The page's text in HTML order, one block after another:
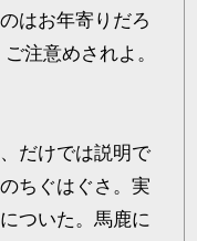
はお年寄りだろ
注意めされよ。
だけでは説明で
ちぐはぐさ。実
ついた。馬鹿に